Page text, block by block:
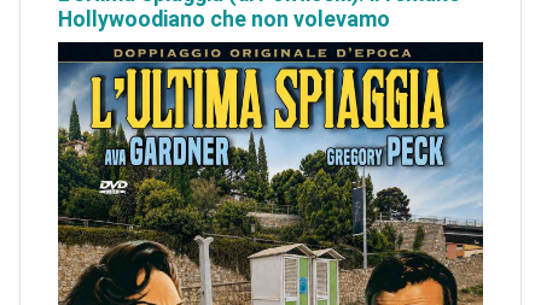
Hollywoodiano che non volevamo